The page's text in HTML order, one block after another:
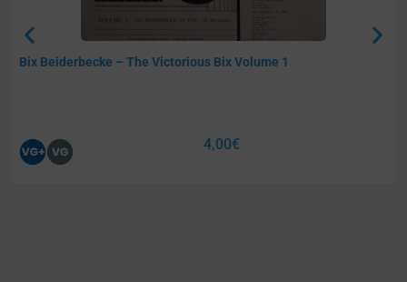
Bix Beiderbecke – The Victorious Bix Volume 1
4,00€